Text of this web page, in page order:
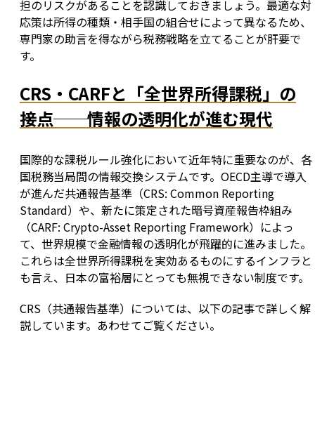
担のリスクがあることを認識しておきましょう。最適な対
応策は所得の種類・相手国の組合せによって異なるため、
専門家の助言を得ながら税務戦略を立てることが肝要で
す。
CRS・CARFと「全世界所得課税」の
接点──情報の透明化が進む現代
国際的な課税ルール強化において近年特に重要なのが、各
国税務当局間の情報交換システムです。OECD主導で導入
が進んだ共通報告基準（CRS: Common Reporting
Standard）や、新たに策定された暗号資産報告枠組み
（CARF: Crypto-Asset Reporting Framework）によっ
て、世界規模で金融情報の透明化が飛躍的に進みました。
これらは全世界所得課税を実効あるものにするインフラと
も言え、日本の富裕層にとっても無視できない制度です。
CRS（共通報告基準）については、以下の記事で詳しく解
説しています。あわせてご覧ください。